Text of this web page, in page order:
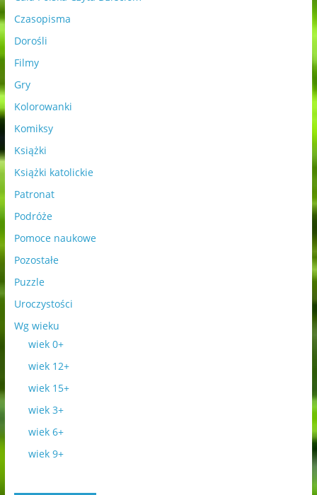
Czasopisma
Dorośli
Filmy
Gry
Kolorowanki
Komiksy
Książki
Książki katolickie
Patronat
Podróże
Pomoce naukowe
Pozostałe
Puzzle
Uroczystości
Wg wieku
wiek 0+
wiek 12+
wiek 15+
wiek 3+
wiek 6+
wiek 9+